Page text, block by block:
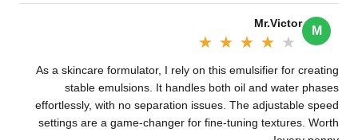
M
Mr.Victor
★★★★★
★★★★★
As a skincare formulator, I rely on this emulsifier for creating
stable emulsions. It handles both oil and water phases
effortlessly, with no separation issues. The adjustable speed
settings are a game-changer for fine-tuning textures. Worth